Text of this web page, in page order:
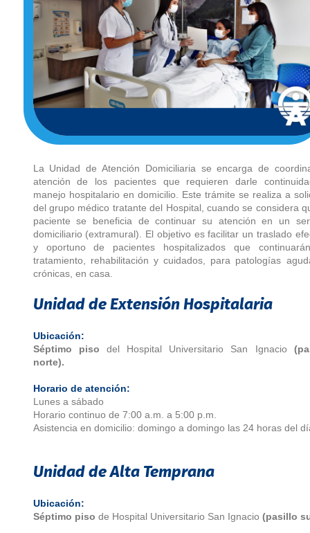
La Unidad de Atención Domiciliaria se encarga de
atención de los pacientes que requieren darle
manejo hospitalario en domicilio. Este trámite se realiza a
del grupo médico tratante del Hospital, cuando se considera
paciente se beneficia de continuar su atención en un
domiciliario (extramural). El objetivo es facilitar un traslado
y oportuno de pacientes hospitalizados que
tratamiento, rehabilitación y cuidados, para patologías
crónicas, en casa.
Unidad de Extensión Hospitalaria
Ubicación:
Séptimo piso del Hospital Universitario San Ignacio
norte).
Horario de atención:
Lunes a sábado
Horario continuo de 7:00 a.m. a 5:00 p.m.
Asistencia en domicilio: domingo a domingo las 24 horas del
Unidad de Alta Temprana
Ubicación:
Séptimo piso de Hospital Universitario San Ignacio (pasillo